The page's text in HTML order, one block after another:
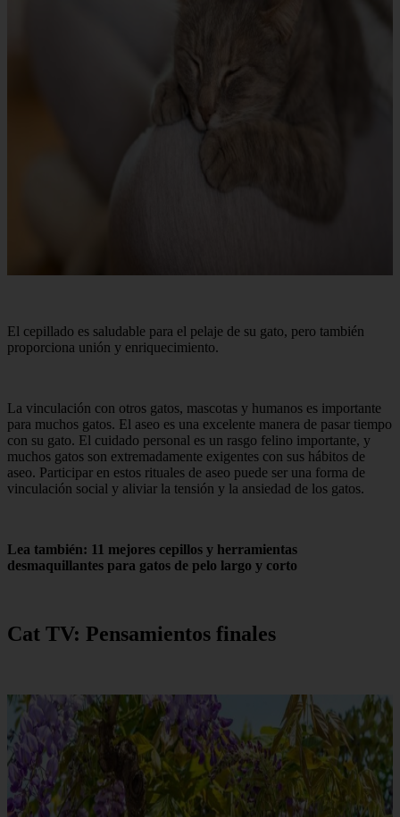
El cepillado es saludable para el pelaje de su gato, pero también
proporciona unión y enriquecimiento.
La vinculación con otros gatos, mascotas y humanos es importante
para muchos gatos. El aseo es una excelente manera de pasar tiempo
con su gato. El cuidado personal es un rasgo felino importante, y
muchos gatos son extremadamente exigentes con sus hábitos de
aseo. Participar en estos rituales de aseo puede ser una forma de
vinculación social y aliviar la tensión y la ansiedad de los gatos.
Lea también: 11 mejores cepillos y herramientas
desmaquillantes para gatos de pelo largo y corto
Cat TV: Pensamientos finales